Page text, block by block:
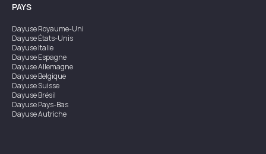
PAYS
DayuseRoyaume-Uni
DayuseÉtats-Unis
DayuseItalie
DayuseEspagne
DayuseAllemagne
DayuseBelgique
DayuseSuisse
DayuseBrésil
DayusePays-Bas
DayuseAutriche